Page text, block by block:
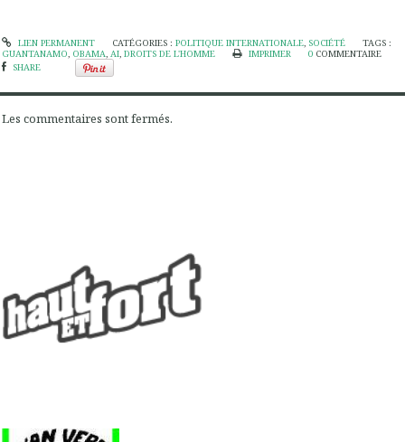
LIEN PERMANENT CATÉGORIES : POLITIQUE INTERNATIONALE, SOCIÉTÉ
TAGS :
GUANTANAMO, OBAMA, AI, DROITS DE L'HOMME IMPRIMER 0 COMMENTAIRE
SHARE
Les commentaires sont fermés.